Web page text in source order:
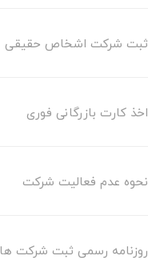
ثبت شرکت اشخاص حقیقی
اخذ کارت بازرگانی فوری
نحوه عدم فعالیت شرکت
روزنامه رسمی ثبت شرکت ها